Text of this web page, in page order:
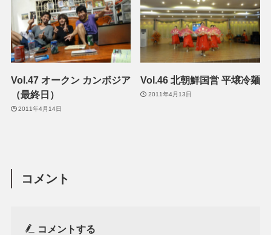
Vol.47 オークン カンボジア
（最終日）
2011年4月14日
Vol.46 北朝鮮国営 平壌冷麺
2011年4月13日
コメント
コメントする